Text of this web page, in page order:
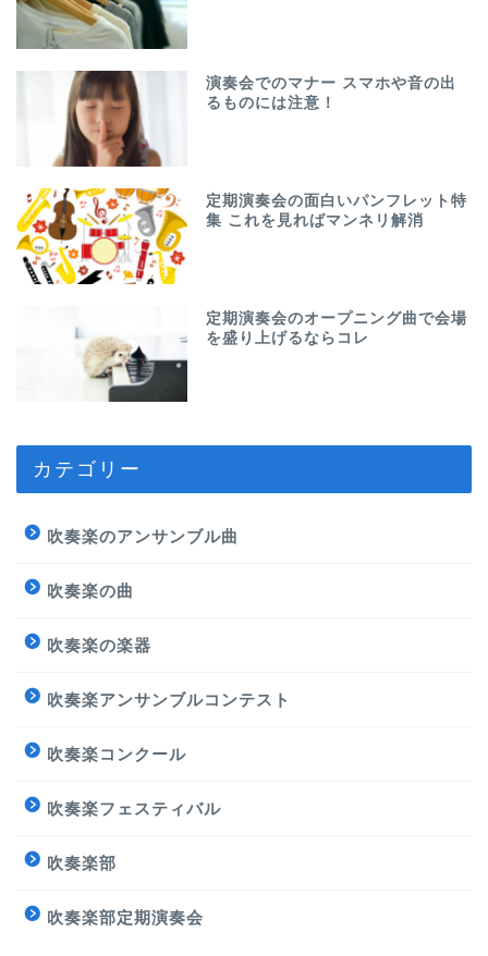
演奏会でのマナー スマホや音の出
るものには注意！
定期演奏会の面白いパンフレット特
集 これを見ればマンネリ解消
定期演奏会のオープニング曲で会場
を盛り上げるならコレ
カテゴリー
吹奏楽のアンサンブル曲
吹奏楽の曲
吹奏楽の楽器
吹奏楽アンサンブルコンテスト
吹奏楽コンクール
吹奏楽フェスティバル
吹奏楽部
吹奏楽部定期演奏会